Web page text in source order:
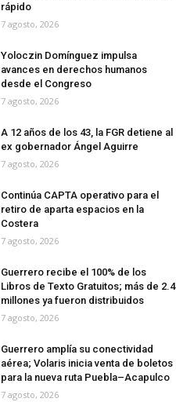
rápido
7 agosto, 2026
Yoloczin Domínguez impulsa
avances en derechos humanos
desde el Congreso
7 agosto, 2026
A 12 años de los 43, la FGR detiene al
ex gobernador Ángel Aguirre
7 agosto, 2026
Continúa CAPTA operativo para el
retiro de aparta espacios en la
Costera
7 agosto, 2026
Guerrero recibe el 100% de los
Libros de Texto Gratuitos; más de 2.4
millones ya fueron distribuidos
7 agosto, 2026
Guerrero amplía su conectividad
aérea; Volaris inicia venta de boletos
para la nueva ruta Puebla–Acapulco
7 agosto, 2026